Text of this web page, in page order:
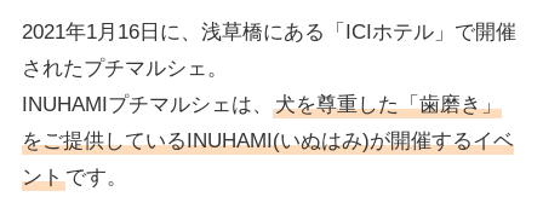
2021年1月16日に、浅草橋にある「ICIホテル」で開催
されたプチマルシェ。
INUHAMIプチマルシェは、
犬を尊重した「歯磨き」
をご提供しているINUHAMI(いぬはみ)が開催するイベ
ントです。